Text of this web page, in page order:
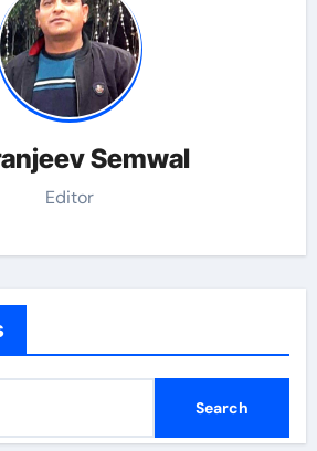
Semwal
Editor